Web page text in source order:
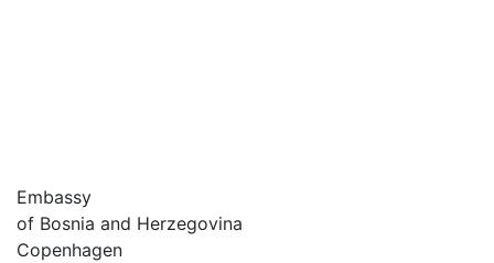
Embassy
of Bosnia and Herzegovina
Copenhagen